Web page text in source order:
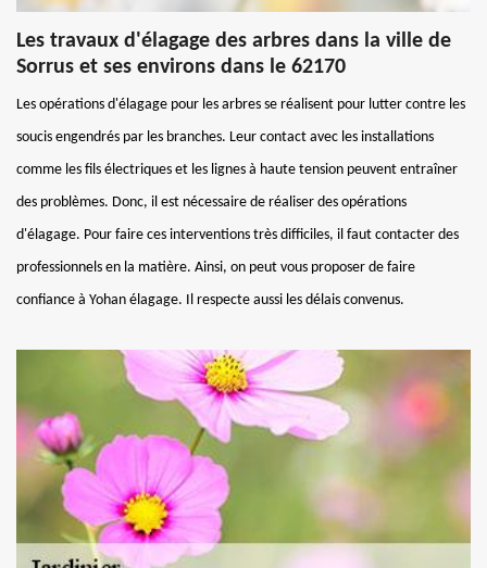
Les travaux d'élagage des arbres dans la ville de
Sorrus et ses environs dans le 62170
Les opérations d'élagage pour les arbres se réalisent pour lutter contre les
soucis engendrés par les branches. Leur contact avec les installations
comme les fils électriques et les lignes à haute tension peuvent entraîner
des problèmes. Donc, il est nécessaire de réaliser des opérations
d'élagage. Pour faire ces interventions très difficiles, il faut contacter des
professionnels en la matière. Ainsi, on peut vous proposer de faire
confiance à Yohan élagage. Il respecte aussi les délais convenus.